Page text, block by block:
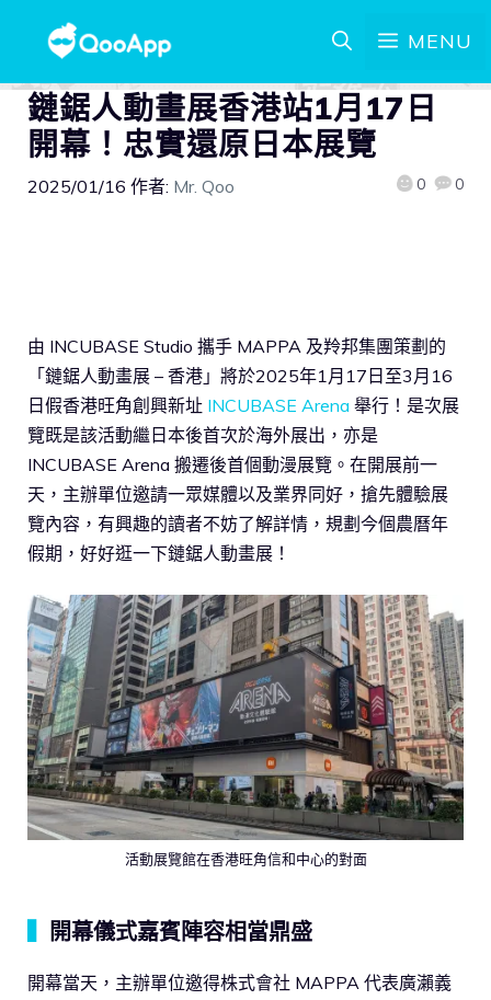
MENU
鏈鋸人動畫展香港站1月17日
開幕！忠實還原日本展覽
2025/01/16 作者: Mr. Qoo 0 0
由 INCUBASE Studio 攜手 MAPPA 及羚邦集團策劃的
「鏈鋸人動畫展 – 香港」將於2025年1月17日至3月16
日假香港旺角創興新址 INCUBASE Arena 舉行！是次展
覽既是該活動繼日本後首次於海外展出，亦是
INCUBASE Arena 搬遷後首個動漫展覽。在開展前一
天，主辦單位邀請一眾媒體以及業界同好，搶先體驗展
覽內容，有興趣的讀者不妨了解詳情，規劃今個農曆年
假期，好好逛一下鏈鋸人動畫展！
活動展覽館在香港旺角信和中心的對面
開幕儀式嘉賓陣容相當鼎盛
開幕當天，主辦單位邀得株式會社 MAPPA 代表廣瀨義